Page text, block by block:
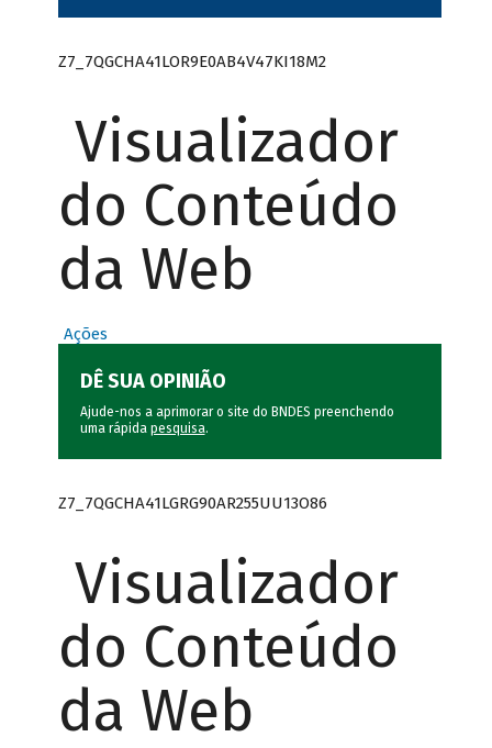
Z7_7QGCHA41LOR9E0AB4V47KI18M2
Visualizador
do Conteúdo
da Web
Ações
DÊ SUA OPINIÃO
Ajude-nos a aprimorar o site do BNDES preenchendo
uma rápida pesquisa.
Z7_7QGCHA41LGRG90AR255UU13O86
Visualizador
do Conteúdo
da Web